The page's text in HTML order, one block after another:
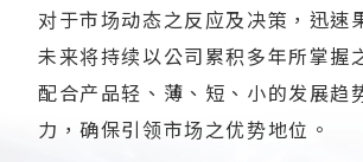
对于市场动态之反应及决策，迅速
未来将持续以公司累积多年所掌握
配合产品轻、薄、短、小的发展趋
力，确保引领市场之优势地位。